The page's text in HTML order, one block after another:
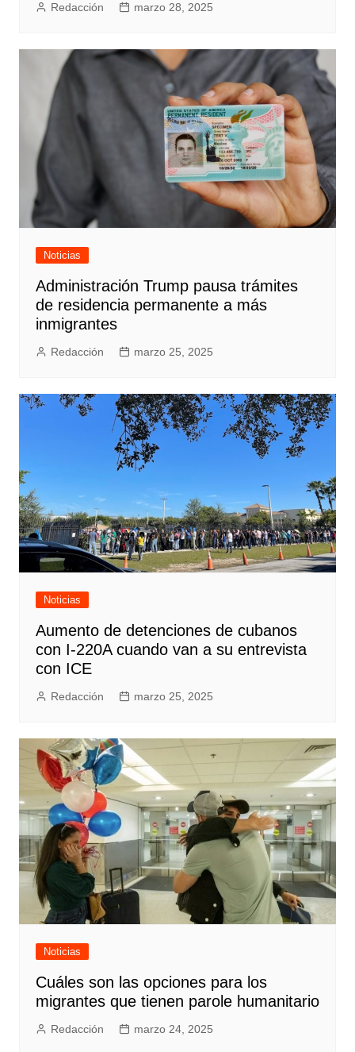
Redacción marzo 28, 2025
Noticias
Administración Trump pausa trámites
de residencia permanente a más
inmigrantes
Redacción marzo 25, 2025
Noticias
Aumento de detenciones de cubanos
con I-220A cuando van a su entrevista
con ICE
Redacción marzo 25, 2025
Noticias
Cuáles son las opciones para los
migrantes que tienen parole humanitario
Redacción marzo 24, 2025